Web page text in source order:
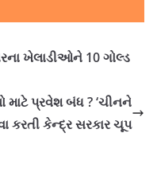
ખેલાડીઓને 10 ગોલ્ડ
માટે પ્રવેશ બંધ ? ‘ચીનને
કરતી કેન્દ્ર સરકાર ચૂપ